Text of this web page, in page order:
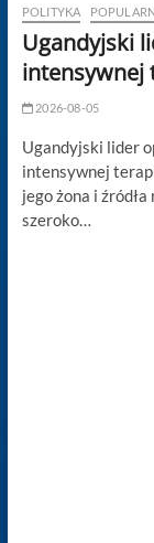
POLITYKA
Ugandyjski
intensywnej
2026-08-05
Ugandyjski lider
intensywnej
jego żona i
szeroko…